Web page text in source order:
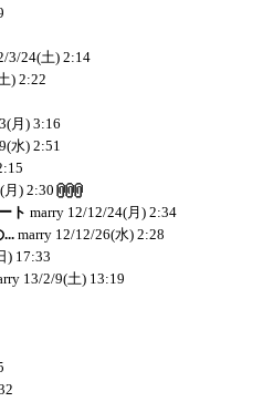
3/24(土) 2:14
) 2:22
月) 3:16
水) 2:51
月) 2:30
ト marry 12/12/24(月) 2:34
... marry 12/12/26(水) 2:28
) 17:33
13/2/9(土) 13:19